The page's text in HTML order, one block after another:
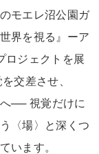
モエレ沼公園ガ
界を視る』ーア
ロジェクトを展
交差させ、
── 視覚だけに
〈場〉と深くつ
います。